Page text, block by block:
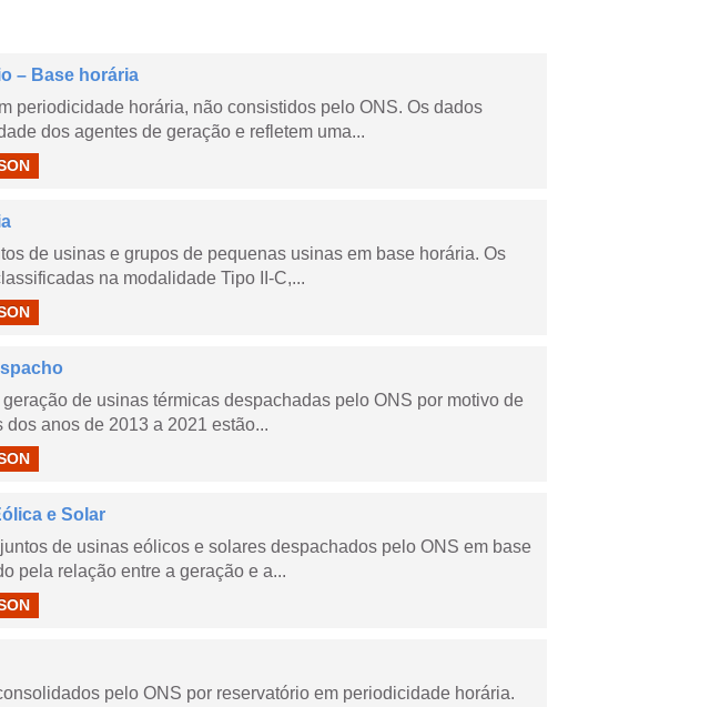
– Base horária
periodicidade horária, não consistidos pelo ONS. Os dados
dos agentes de geração e refletem uma...
de usinas e grupos de pequenas usinas em base horária. Os
na modalidade Tipo II-C,...
de usinas térmicas despachadas pelo ONS por motivo de
anos de 2013 a 2021 estão...
e Solar
de usinas eólicos e solares despachados pelo ONS em base
pela relação entre a geração e a...
pelo ONS por reservatório em periodicidade horária.